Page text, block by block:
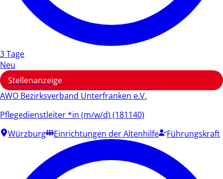
3 Tage
Neu
Stellenanzeige
AWO Bezirksverband Unterfranken e.V.
Pflegedienstleiter *in (m/w/d) (181140)
Würzburg
Einrichtungen der Altenhilfe Führungskraft